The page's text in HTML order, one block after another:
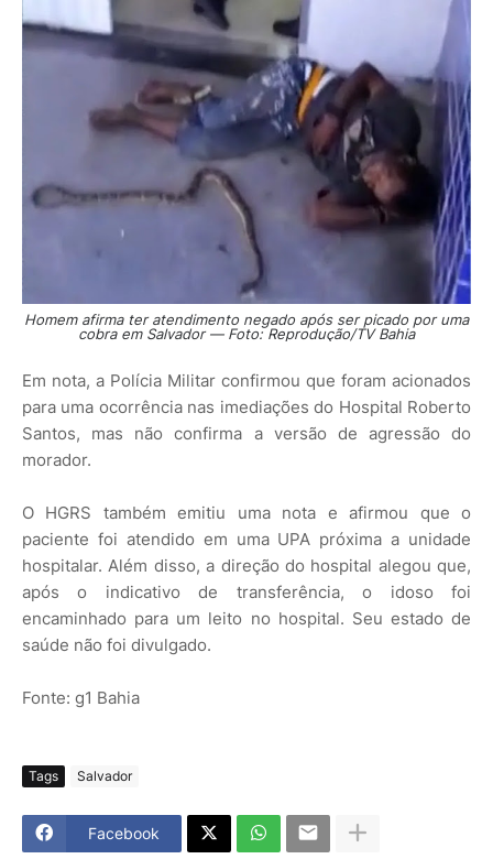
Homem afirma ter atendimento negado após ser picado por uma
cobra em Salvador — Foto: Reprodução/TV Bahia
Em nota, a Polícia Militar confirmou que foram acionados
para uma ocorrência nas imediações do Hospital Roberto
Santos, mas não confirma a versão de agressão do
morador.
O HGRS também emitiu uma nota e afirmou que o
paciente foi atendido em uma UPA próxima a unidade
hospitalar. Além disso, a direção do hospital alegou que,
após o indicativo de transferência, o idoso foi
encaminhado para um leito no hospital. Seu estado de
saúde não foi divulgado.
Fonte: g1 Bahia
Tags Salvador
Facebook